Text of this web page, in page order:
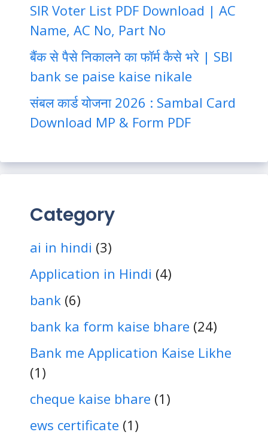
SIR Voter List PDF Download | AC
Name, AC No, Part No
बैंक से पैसे निकालने का फॉर्म कैसे भरे | SBI
bank se paise kaise nikale
संबल कार्ड योजना 2026 : Sambal Card
Download MP & Form PDF
Category
ai in hindi (3)
Application in Hindi (4)
bank (6)
bank ka form kaise bhare (24)
Bank me Application Kaise Likhe
(1)
cheque kaise bhare (1)
ews certificate (1)